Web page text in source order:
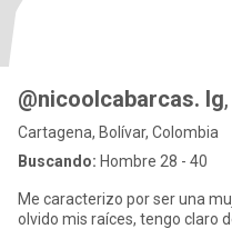
@nicoolcabarcas. Ig
Cartagena, Bolívar, Colombia
Buscando: Hombre 28 - 40
Me caracterizo por ser una
olvido mis raíces, tengo claro